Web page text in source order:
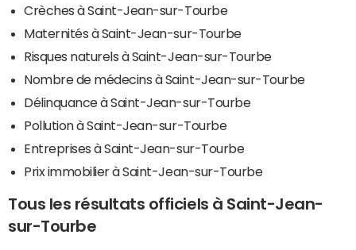
Crèches à Saint-Jean-sur-Tourbe
Maternités à Saint-Jean-sur-Tourbe
Risques naturels à Saint-Jean-sur-Tourbe
Nombre de médecins à Saint-Jean-sur-Tourbe
Délinquance à Saint-Jean-sur-Tourbe
Pollution à Saint-Jean-sur-Tourbe
Entreprises à Saint-Jean-sur-Tourbe
Prix immobilier à Saint-Jean-sur-Tourbe
Tous les résultats officiels à Saint-Jean-
sur-Tourbe